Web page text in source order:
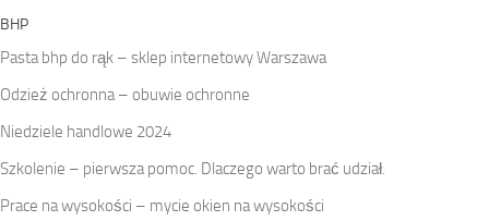
BHP
Pasta bhp do rąk – sklep internetowy Warszawa
Odzież ochronna – obuwie ochronne
Niedziele handlowe 2024
Szkolenie – pierwsza pomoc. Dlaczego warto brać udział.
Prace na wysokości – mycie okien na wysokości